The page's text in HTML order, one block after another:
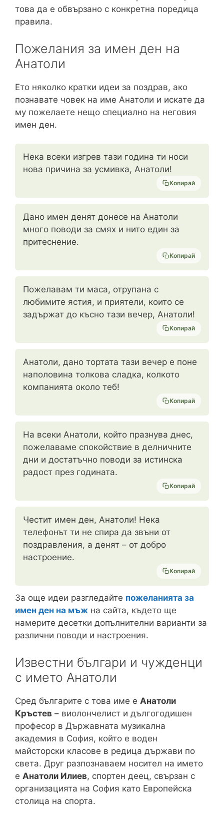
това да е обвързано с конкретна поредица
правила.
Пожелания за имен ден на
Анатоли
Ето няколко кратки идеи за поздрав, ако
познавате човек на име Анатоли и искате да
му пожелаете нещо специално на неговия
имен ден.
Нека всеки изгрев тази година ти носи
нова причина за усмивка, Анатоли!
Копирай
Дано имен денят донесе на Анатоли
много поводи за смях и нито един за
притеснение.
Копирай
Пожелавам ти маса, отрупана с
любимите ястия, и приятели, които се
задържат до късно тази вечер, Анатоли!
Копирай
Анатоли, дано тортата тази вечер е поне
наполовина толкова сладка, колкото
компанията около теб!
Копирай
На всеки Анатоли, който празнува днес,
пожелаваме спокойствие в делничните
дни и достатъчно поводи за истинска
радост през годината.
Копирай
Честит имен ден, Анатоли! Нека
телефонът ти не спира да звъни от
поздравления, а денят – от добро
настроение.
Копирай
За още идеи разгледайте пожеланията за
имен ден на мъж на сайта, където ще
намерите десетки допълнителни варианти за
различни поводи и настроения.
Известни българи и чужденци
с името Анатоли
Сред българите с това име е Анатоли
Кръстев – виолончелист и дългогодишен
професор в Държавната музикална
академия в София, който е воден
майсторски класове в редица държави по
света. Друг разпознаваем носител на името
е Анатоли Илиев, спортен деец, свързан с
организацията на София като Европейска
столица на спорта.